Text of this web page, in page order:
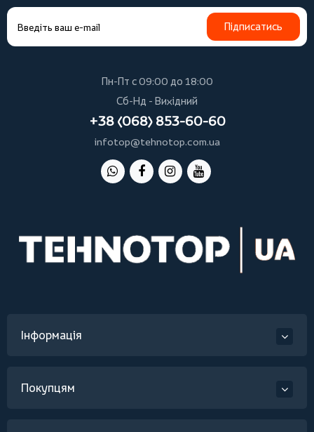
Підписатись
Пн-Пт с 09:00 до 18:00
Сб-Нд - Вихідний
+38 (068) 853-60-60
infotop@tehnotop.com.ua
Інформація
Покупцям